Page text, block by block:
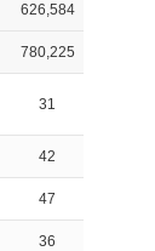
626,584
780,225
31
42
47
36